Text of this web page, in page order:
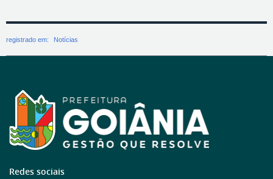
registrado em: Notícias
Redes sociais